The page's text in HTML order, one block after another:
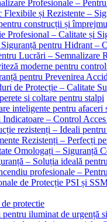
Profesionale –
Flexibile și Rezistente –
construcții și
Profesional – Calitate și
pentru Hidrant –
Lucrări – Semnalizare
moderne pentru
pentru Prevenirea
de Protecție – Calitate
si coltare pentru stalpi
inteligente pentru afaceri
Indicatoare – Control
rezistenți – Ideali
Rezistenți – Perfecți
Omologați – Siguranță
– Soluția ideală
profesionale –
de Protecție PSI și
protectie
iluminat de urgență